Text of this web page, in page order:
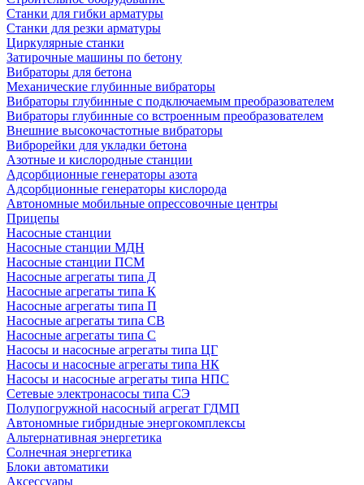
Станки для гибки арматуры
Станки для резки арматуры
Циркулярные станки
Затирочные машины по бетону
Вибраторы для бетона
Механические глубинные вибраторы
Вибраторы глубинные с подключаемым преобразователем
Вибраторы глубинные со встроенным преобразователем
Внешние высокочастотные вибраторы
Виброрейки для укладки бетона
Азотные и кислородные станции
Адсорбционные генераторы азота
Адсорбционные генераторы кислорода
Автономные мобильные опрессовочные центры
Прицепы
Насосные станции
Насосные станции МДН
Насосные станции ПСМ
Насосные агрегаты типа Д
Насосные агрегаты типа К
Насосные агрегаты типа П
Насосные агрегаты типа СВ
Насосные агрегаты типа С
Насосы и насосные агрегаты типа ЦГ
Насосы и насосные агрегаты типа НК
Насосы и насосные агрегаты типа НПС
Сетевые электронасосы типа СЭ
Полупогружной насосный агрегат ГДМП
Автономные гибридные энергокомплексы
Альтернативная энергетика
Солнечная энергетика
Блоки автоматики
Аксессуары